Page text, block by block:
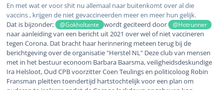
En met wat er voor shit nu allemaal naar buitenkomt over al die
vaccins , krijgen de niet gevaccineerden meer en meer hun gelijk.
Dat is bijzonder;
@Gokholtante wordt geciteerd door @Hotrunner
naar aanleiding van een bericht uit 2021 over wel of niet vaccineren
tegen Corona. Dat bracht haar herinnering meteen terug bij de
berichtgeving over de organisatie "Herstel NL" Deze club van mensen
met in het bestuur econoom Barbara Baarsma, veiligheidsdeskundige
Ira Helsloot, Oud CPB voorzitter Coen Teulings en politicoloog Robin
Fransman pleitten toendertijd hartstochtelijk voor een plan om